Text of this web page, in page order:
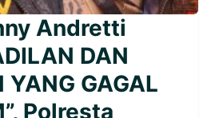
Andretti
DAN
YANG GAGAL
Polresta